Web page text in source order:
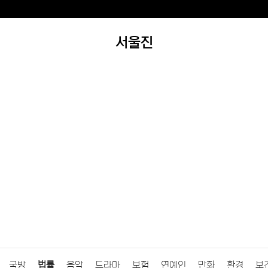
서울진
국방 법률 음악 드라마 보험 연예인 만화 환경 보